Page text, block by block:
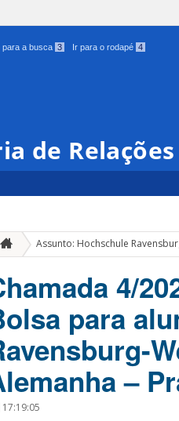
para a busca 3 Ir para o rodapé 4
de
Assunto: Hochschule
4/
para
–
17:19:05